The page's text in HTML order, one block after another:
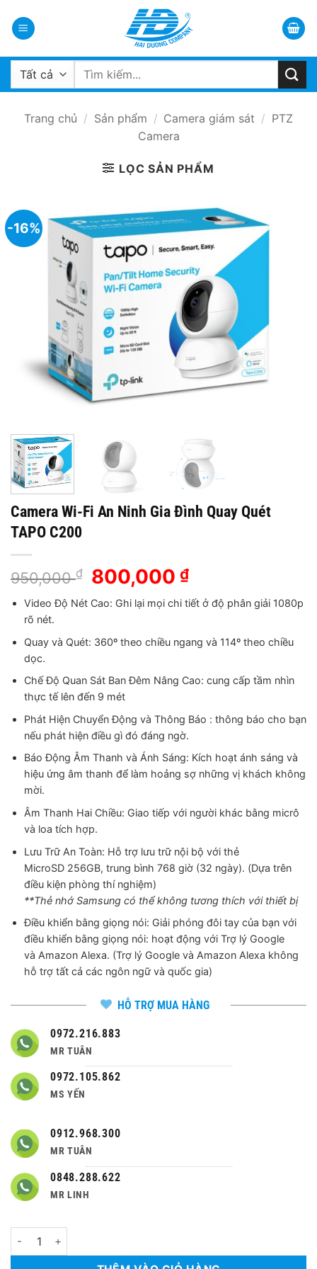
qua
dung
Tìm
Trang chủ / Sản phẩm / Camera giám sát / PTZ
Camera
LỌC SẢN PHẨM
-16%
Camera Wi-Fi An Ninh Gia Đình Quay Quét
TAPO C200
950,000₫
Giá
là:
800,000₫Giá
tại
800,000 ₫.
Video Độ Nét Cao: Ghi lại mọi chi tiết ở độ phân giải 1080p
rõ nét.
Quay và Quét: 360º theo chiều ngang và 114º theo chiều
dọc.
Chế Độ Quan Sát Ban Đêm Nâng Cao: cung cấp tầm nhìn
thực tế lên đến 9 mét
Phát Hiện Chuyển Động và Thông Báo : thông báo cho bạn
nếu phát hiện điều gì đó đáng ngờ.
Báo Động Âm Thanh và Ánh Sáng: Kích hoạt ánh sáng và
hiệu ứng âm thanh để làm hoảng sợ những vị khách không
mời.
Âm Thanh Hai Chiều: Giao tiếp với người khác bằng micrô
và loa tích hợp.
Lưu Trữ An Toàn: Hỗ trợ lưu trữ nội bộ với thẻ
MicroSD 256GB, trung bình 768 giờ (32 ngày). (Dựa trên
điều kiện phòng thí nghiệm)
**Thẻ nhớ Samsung có thể không tương thích với thiết bị
Điều khiển bằng giọng nói: Giải phóng đôi tay của bạn với
điều khiển bằng giọng nói: hoạt động với Trợ lý Google
và Amazon Alexa. (Trợ lý Google và Amazon Alexa không
hỗ trợ tất cả các ngôn ngữ và quốc gia)
HỖ TRỢ MUA HÀNG
0972.216.883
MR TUÂN
0972.105.862
MS YẾN
0912.968.300
MR TUÂN
0848.288.622
MR LINH
Số lượng